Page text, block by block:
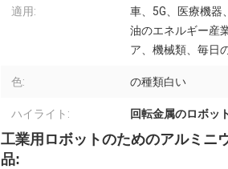
適用:
車、5G、医療機器
油のエネルギー産
ア、機械類、毎日
色: の種類白い
ハイライト: 回転金属のロボッ
工業用ロボットのためのアルミニ
品: